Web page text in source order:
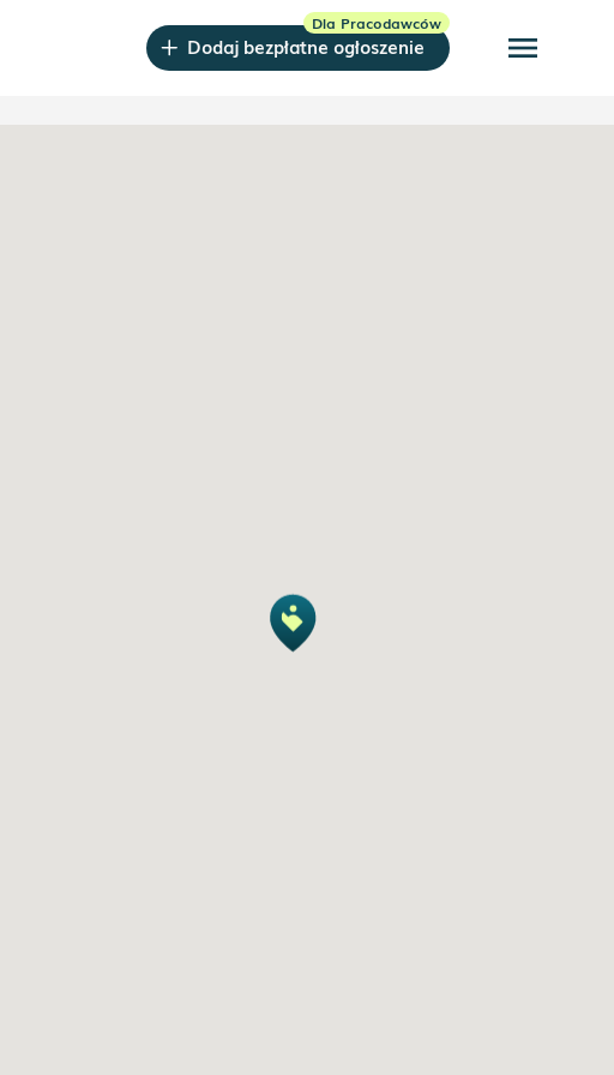
Dodaj bezpłatne ogłoszenie menu